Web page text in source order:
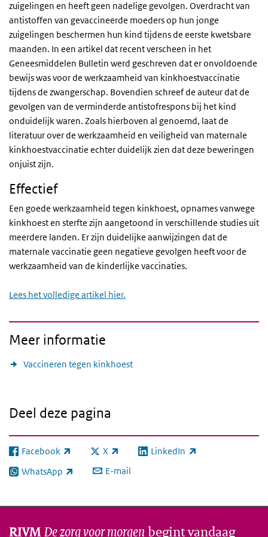
zuigelingen en heeft geen nadelige gevolgen. Overdracht van
antistoffen van gevaccineerde moeders op hun jonge
zuigelingen beschermen hun kind tijdens de eerste kwetsbare
maanden. In een artikel dat recent verscheen in het
Geneesmiddelen Bulletin werd geschreven dat er onvoldoende
bewijs was voor de werkzaamheid van kinkhoestvaccinatie
tijdens de zwangerschap. Bovendien schreef de auteur dat de
gevolgen van de verminderde antistofrespons bij het kind
onduidelijk waren. Zoals hierboven al genoemd, laat de
literatuur over de werkzaamheid en veiligheid van maternale
kinkhoestvaccinatie echter duidelijk zien dat deze beweringen
onjuist zijn.
Effectief
Een goede werkzaamheid tegen kinkhoest, opnames vanwege
kinkhoest en sterfte zijn aangetoond in verschillende studies uit
meerdere landen. Er zijn duidelijke aanwijzingen dat de
maternale vaccinatie geen negatieve gevolgen heeft voor de
werkzaamheid van de kinderlijke vaccinaties.
Lees het volledige artikel hier.
Meer informatie
Vaccineren tegen kinkhoest
Deel deze pagina
Facebook
(externe link) X
(externe link) LinkedIn
(externe link)
WhatsApp
(externe link) E-mail
RIVMDe zorg voor morgen begint vandaag